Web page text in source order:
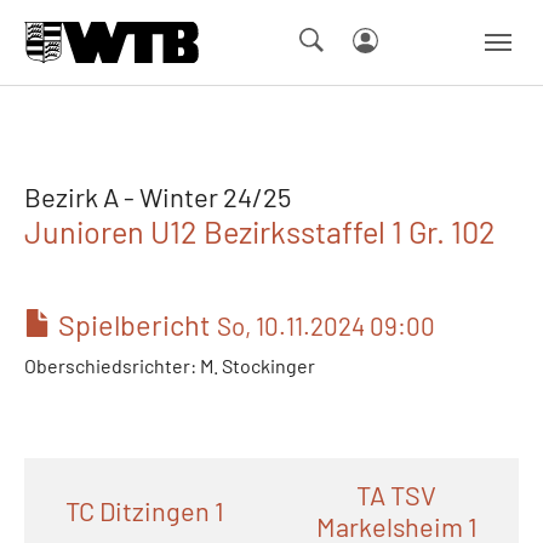
Bezirk A - Winter 24/25
Junioren U12 Bezirksstaffel 1 Gr. 102
Spielbericht So, 10.11.2024 09:00
Oberschiedsrichter: M. Stockinger
TC Ditzingen 1
TA TSV
Markelsheim 1